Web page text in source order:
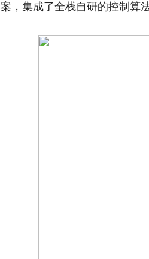
案，集成了全栈自研的控制算